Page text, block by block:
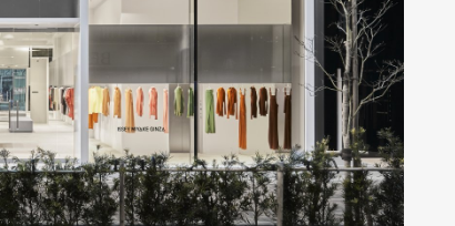
Art&Design Watch
Fashion